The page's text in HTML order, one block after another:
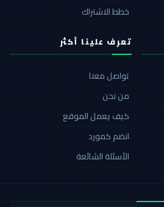
خطط الاشتراك
تعرف علينا أكثر
تواصل معنا
من نحن
كيف يعمل الموقع
انضم كمورد
الأسئلة الشائعة